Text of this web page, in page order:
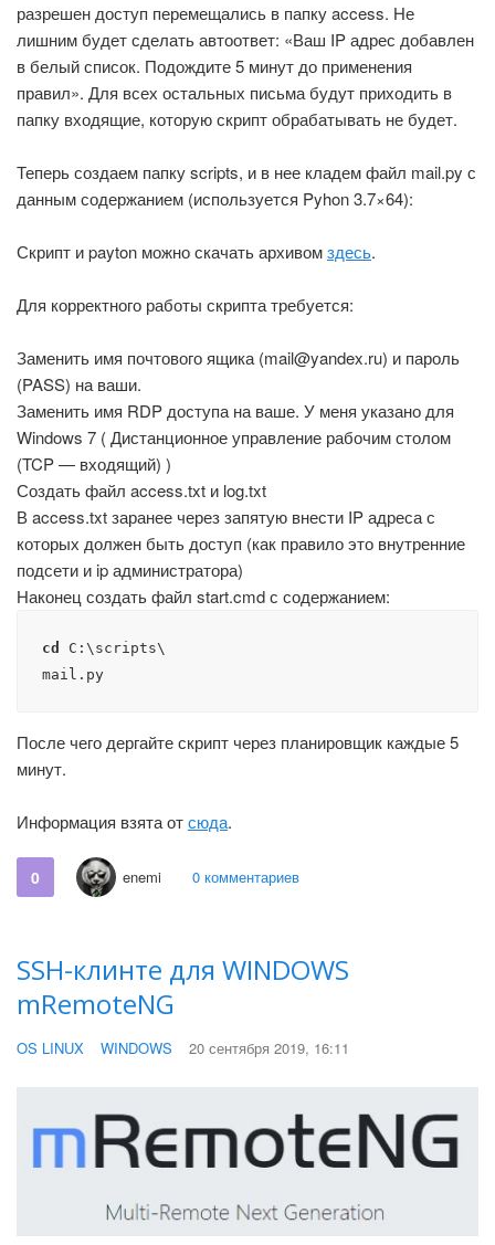
разрешен доступ перемещались в папку access. Не
лишним будет сделать автоответ: «Ваш IP адрес добавлен
в белый список. Подождите 5 минут до применения
правил». Для всех остальных письма будут приходить в
папку входящие, которую скрипт обрабатывать не будет.
Теперь создаем папку scripts, и в нее кладем файл mail.py с
данным содержанием (используется Pyhon 3.7×64):
Скрипт и payton можно скачать архивомздесь.
Для корректного работы скрипта требуется:
Заменить имя почтового ящика (mail@yandex.ru) и пароль
(PASS) на ваши.
Заменить имя RDP доступа на ваше. У меня указано для
Windows 7 ( Дистанционное управление рабочим столом
(TCP — входящий) )
Создать файл access.txt и log.txt
В access.txt заранее через запятую внести IP адреса с
которых должен быть доступ (как правило это внутренние
подсети и ip администратора)
Наконец создать файл start.cmd с содержанием:
cd
C:\scripts\
mail.py
После чего дергайте скрипт через планировщик каждые 5
минут.
Информация взята отсюда.
0 enemi 0 комментариев
SSH-клинте для WINDOWS
mRemoteNG
OS LINUX WINDOWS 20 сентября 2019, 16:11